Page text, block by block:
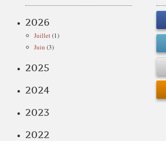
2026
Juillet(1)
Juin (3)
2025
2024
2023
2022